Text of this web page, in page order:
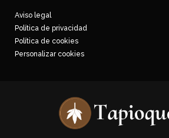
Aviso legal
Política de privacidad
Política de cookies
Personalizar cookies